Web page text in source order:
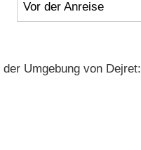
Vor der Anreise
Umgebung von Dejret: